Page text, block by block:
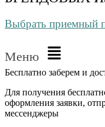
Выбрать приемный
Меню
Бесплатно заберем и
Для получения
оформления заявки,
мессенджеры